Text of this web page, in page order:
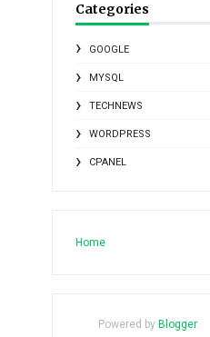
Categories
GOOGLE
MYSQL
TECHNEWS
WORDPRESS
CPANEL
Home
Powered by Blogger.